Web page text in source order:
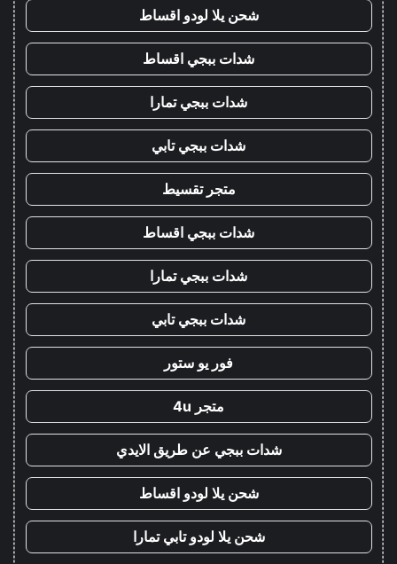
شحن يلا لودو اقساط
شدات ببجي اقساط
شدات ببجي تمارا
شدات ببجي تابي
متجر تقسيط
شدات ببجي اقساط
شدات ببجي تمارا
شدات ببجي تابي
فور يو ستور
متجر 4u
شدات ببجي عن طريق الايدي
شحن يلا لودو اقساط
شحن يلا لودو تابي تمارا